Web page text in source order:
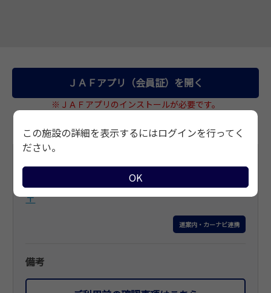
ＪＡＦアプリ（会員証）を開く
※ＪＡＦアプリのインストールが必要です。
基本情報
住所
〒
道案内・カーナビ連携
備考
この施設の詳細を表示するにはログインを行ってく
ださい。
OK